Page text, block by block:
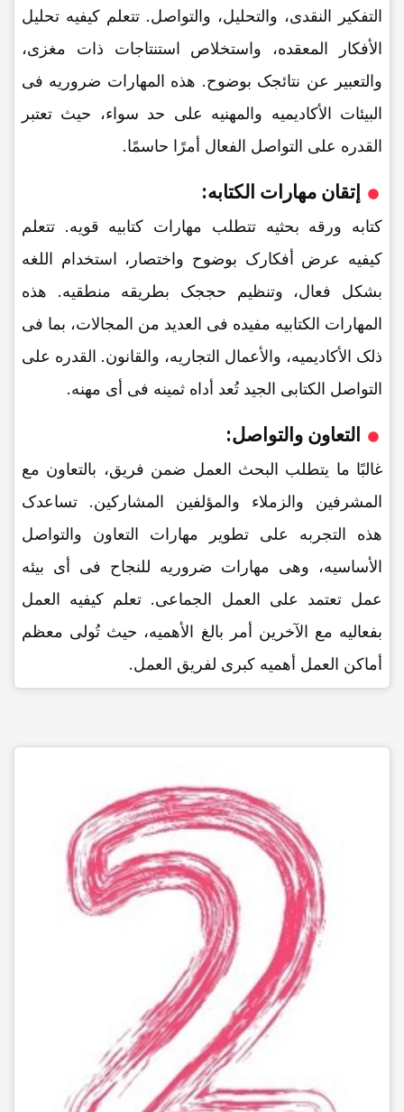
التفکیر النقدی، والتحلیل، والتواصل. تتعلم کیفیه تحلیل
الأفکار المعقده، واستخلاص استنتاجات ذات مغزى،
والتعبیر عن نتائجک بوضوح. هذه المهارات ضروریه فی
البیئات الأکادیمیه والمهنیه على حد سواء، حیث تعتبر
القدره على التواصل الفعال أمرًا حاسمًا.
إتقان مهارات الکتابه:
کتابه ورقه بحثیه تتطلب مهارات کتابیه قویه. تتعلم
کیفیه عرض أفکارک بوضوح واختصار، استخدام اللغه
بشکل فعال، وتنظیم حججک بطریقه منطقیه. هذه
المهارات الکتابیه مفیده فی العدید من المجالات، بما فی
ذلک الأکادیمیه، والأعمال التجاریه، والقانون. القدره على
التواصل الکتابی الجید تُعد أداه ثمینه فی أی مهنه.
التعاون والتواصل:
غالبًا ما یتطلب البحث العمل ضمن فریق، بالتعاون مع
المشرفین والزملاء والمؤلفین المشارکین. تساعدک
هذه التجربه على تطویر مهارات التعاون والتواصل
الأساسیه، وهی مهارات ضروریه للنجاح فی أی بیئه
عمل تعتمد على العمل الجماعی. تعلم کیفیه العمل
بفعالیه مع الآخرین أمر بالغ الأهمیه، حیث تُولی معظم
أماکن العمل أهمیه کبرى لفریق العمل.